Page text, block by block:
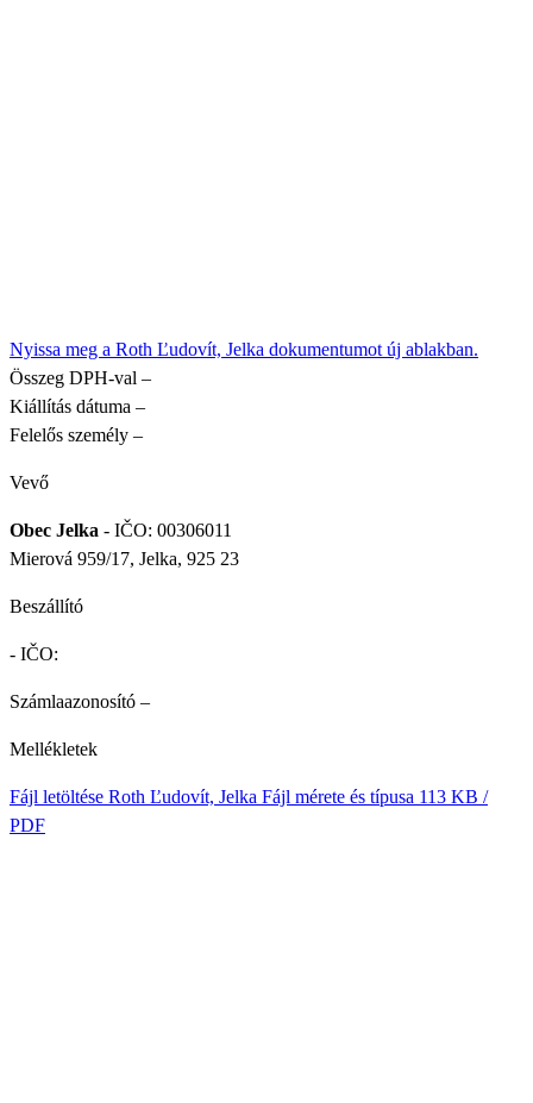
Nyissa meg a Roth Ľudovít, Jelka dokumentumot új ablakban.
Összeg DPH-val –
Kiállítás dátuma –
Felelős személy –
Vevő
Obec Jelka - IČO: 00306011
Mierová 959/17, Jelka, 925 23
Beszállító
- IČO:
Számlaazonosító –
Mellékletek
Fájl letöltése Roth Ľudovít, Jelka Fájl mérete és típusa 113 KB /
PDF